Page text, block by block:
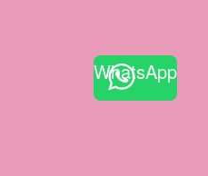
WhatsApp